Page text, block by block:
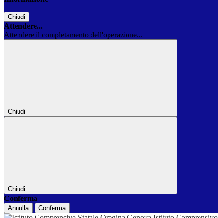
Chiudi
Attendere...
Attendere il completamento dell'operazione...
Chiudi
Chiudi
Conferma
Annulla Conferma